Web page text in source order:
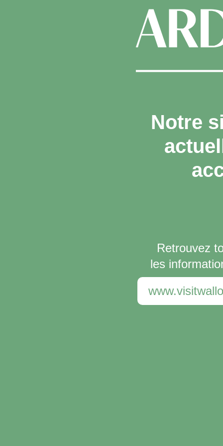
Notre
Retrouvez
les